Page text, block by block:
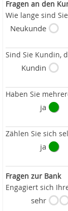
Fragen an den
Wie lange sind
Neukunde
Sind Sie Kundin,
Kundin
Haben Sie
ja
Zählen Sie sich
ja
Fragen zur Bank
Engagiert sich
sehr